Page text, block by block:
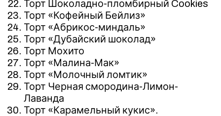
Торт Шоколадно-пломбирный Cookies
Торт «Кофейный Бейлиз»
Торт «Абрикос-миндаль»
Торт «Дубайский шоколад»
Торт Мохито
Торт «Малина-Мак»
Торт «Молочный ломтик»
Торт Черная смородина-Лимон-
Лаванда
Торт «Карамельный кукис».